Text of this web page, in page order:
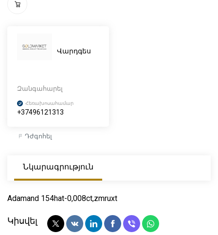
Վարդգես
Զանգահարել
Հեռախոսահամար
+37496121313
Դժգոհել
Նկարագրություն
Adamand 154hat-0,008ct,zmruxt
Կիսվել